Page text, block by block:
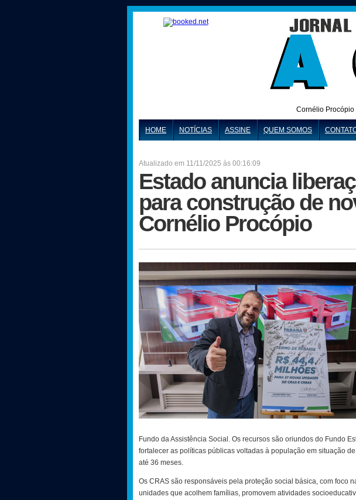
Cornélio Procópio
HOME NOTÍCIAS ASSINE QUEM SOMOS
Atualizado em 11/11/2025 às 00:16:09
Estado anuncia
para construção de
Cornélio Procópio
Fundo da Assistência Social. Os recursos são oriundos do Fundo
fortalecer as políticas públicas voltadas à população em situação
até 36 meses.
Os CRAS são responsáveis pela proteção social básica, com foco
unidades que acolhem famílias, promovem atividades